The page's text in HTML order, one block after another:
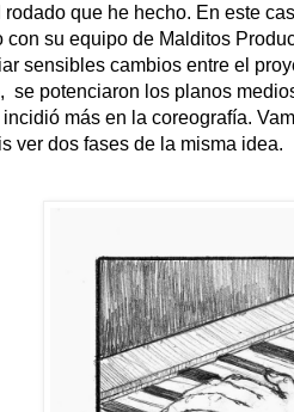
que he hecho. En este
su equipo de Malditos
sensibles cambios entre el
se potenciaron los planos
más en la coreografía.
ver dos fases de la misma idea.